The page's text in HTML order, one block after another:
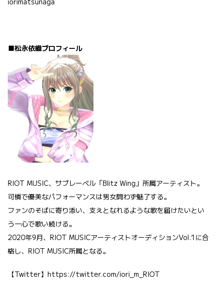
■松永依織プロフィール
RIOT MUSIC、サブレーベル「Blitz Wing」所属アーティスト。
可憐で優美なパフォーマンスは男女問わず魅了する。
ファンのそばに寄り添い、支えとなれるような歌を届けたいとい
う一心で歌い続ける。
2020年9月、RIOT MUSICアーティストオーディションVol.1に合
格し、RIOT MUSIC所属となる。
【Twitter】 https://twitter.com/iori_m_RIOT